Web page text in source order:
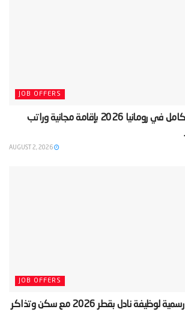
JOB OFFERS
‫برنامج تطوع ممول بالكامل في رومانيا 2026 بإقامة مجانية وراتب
JOB OFFERS
‫تصريح العمل وتأشيرة رسمية لوظيفة نادل بقطر 2026 مع سكن وتذاكر